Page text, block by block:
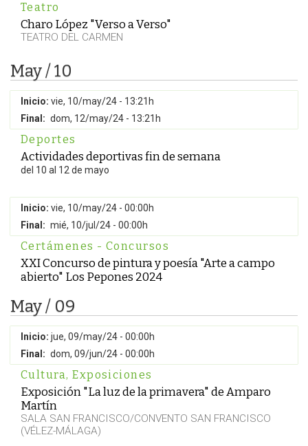
Teatro
Charo López "Verso a Verso"
TEATRO DEL CARMEN
May / 10
Inicio: vie, 10/may/24 - 13:21h
Final: dom, 12/may/24 - 13:21h
Deportes
Actividades deportivas fin de semana
del 10 al 12 de mayo
Inicio: vie, 10/may/24 - 00:00h
Final: mié, 10/jul/24 - 00:00h
Certámenes - Concursos
XXI Concurso de pintura y poesía "Arte a campo
abierto" Los Pepones 2024
May / 09
Inicio: jue, 09/may/24 - 00:00h
Final: dom, 09/jun/24 - 00:00h
Cultura, Exposiciones
Exposición "La luz de la primavera" de Amparo
Martín
SALA SAN FRANCISCO/CONVENTO SAN FRANCISCO
(VÉLEZ-MÁLAGA)